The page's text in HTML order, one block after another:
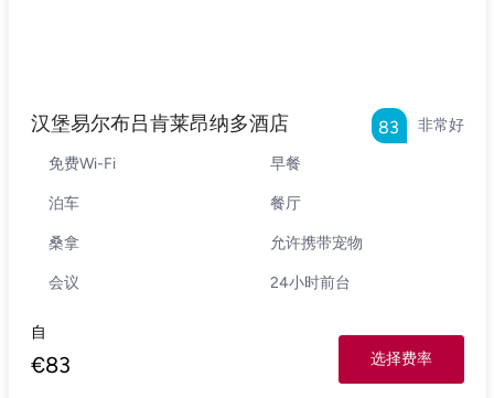
汉堡易尔布吕肯莱昂纳多酒店 非常好
83
免费Wi-Fi 早餐
泊车 餐厅
桑拿 允许携带宠物
会议 24小时前台
自
€83 选择费率